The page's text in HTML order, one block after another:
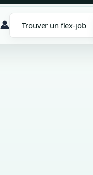
Trouver un flex-job